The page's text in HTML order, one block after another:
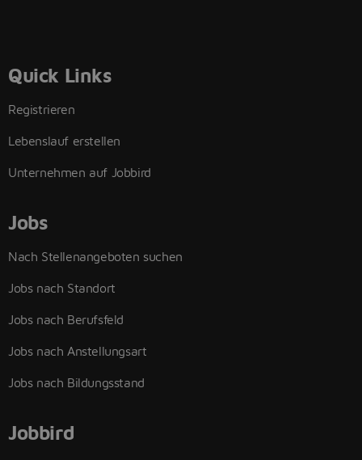
Quick Links
Registrieren
Lebenslauf erstellen
Unternehmen auf Jobbird
Jobs
Nach Stellenangeboten suchen
Jobs nach Standort
Jobs nach Berufsfeld
Jobs nach Anstellungsart
Jobs nach Bildungsstand
Jobbird